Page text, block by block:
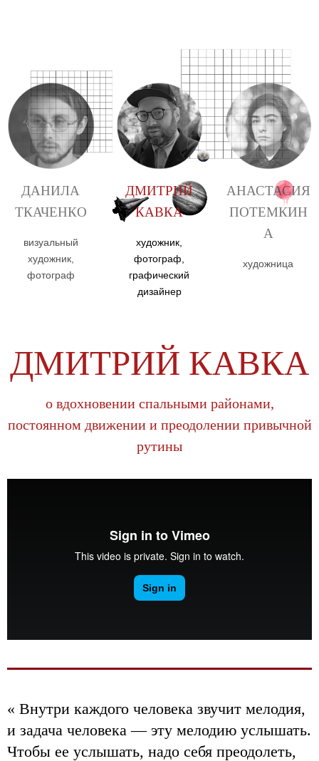
ДАНИЛА
ТКАЧЕНКО
визуальный
художник,
фотограф
ДМИТРИЙ
КАВКА
художник,
фотограф,
графический
дизайнер
АНАСТАСИЯ
ПОТЕМКИН
А
художница
ДМИТРИЙ КАВКА
о вдохновении спальными районами,
постоянном движении и преодолении привычной
рутины
« Внутри каждого человека звучит мелодия,
и задача человека — эту мелодию услышать.
Чтобы ее услышать, надо себя преодолеть,